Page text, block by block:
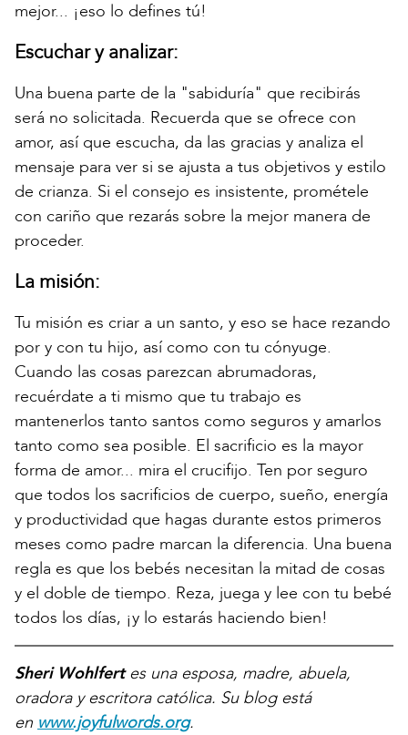
mejor... ¡eso lo defines tú!
Escuchar y analizar:
Una buena parte de la "sabiduría" que recibirás
será no solicitada. Recuerda que se ofrece con
amor, así que escucha, da las gracias y analiza el
mensaje para ver si se ajusta a tus objetivos y estilo
de crianza. Si el consejo es insistente, prométele
con cariño que rezarás sobre la mejor manera de
proceder.
La misión:
Tu misión es criar a un santo, y eso se hace rezando
por y con tu hijo, así como con tu cónyuge.
Cuando las cosas parezcan abrumadoras,
recuérdate a ti mismo que tu trabajo es
mantenerlos tanto santos como seguros y amarlos
tanto como sea posible. El sacrificio es la mayor
forma de amor... mira el crucifijo. Ten por seguro
que todos los sacrificios de cuerpo, sueño, energía
y productividad que hagas durante estos primeros
meses como padre marcan la diferencia. Una buena
regla es que los bebés necesitan la mitad de cosas
y el doble de tiempo. Reza, juega y lee con tu bebé
todos los días, ¡y lo estarás haciendo bien!
Sheri Wohlfertes una esposa, madre, abuela,
oradora y escritora católica. Su blog está
en www.joyfulwords.org.